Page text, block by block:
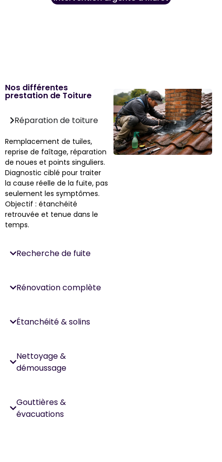
Nos différentes
prestation de Toiture
Réparation de toiture
Remplacement de tuiles,
reprise de faîtage, réparation
de noues et points singuliers.
Diagnostic ciblé pour traiter
la cause réelle de la fuite, pas
seulement les symptômes.
Objectif : étanchéité
retrouvée et tenue dans le
temps.
Recherche de fuite
Rénovation complète
Étanchéité & solins
Nettoyage &
démoussage
Gouttières &
évacuations